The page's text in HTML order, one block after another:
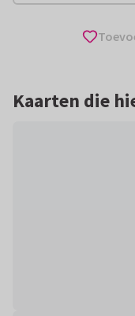
Kaarten die